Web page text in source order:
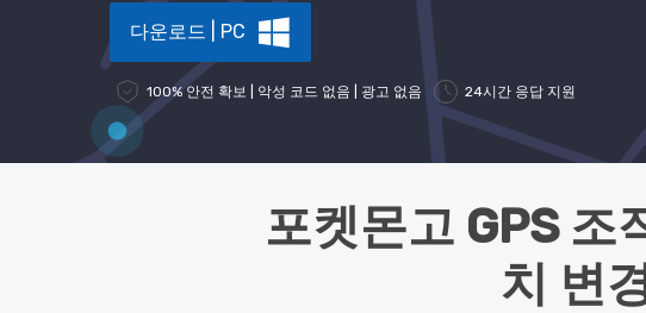
iTunes 오류 수정
온라인 무료 체험하기
Dr.Fone macOS버전
모든 핸드폰 문제를 해결하는 올인원
툴킷
무료 체험하기
iPhone 저장 및 차단
무료 체험
아이폰 캐리어 잠금 해제
핸드폰 스위처
삼성 데이터 전송
데이터 백업 및 복
iCloud 백업 복원
WhatsApp 백업 및 복
구글 드라이브
세계 백업 데이 팁
리소스 허브
가 팁 및 최신 모바일 소식을 확인하
시스
무
무료
다운로드 | PC
100% 안전 확보 | 악성 코드 없음 | 광고 없음 24시간 응답 지원
포켓몬고 GPS 조
치 변